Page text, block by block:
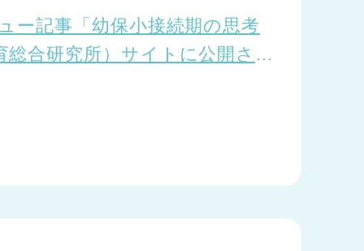
ー記事「幼保小接続期の思考
合研究所）サイトに公開され